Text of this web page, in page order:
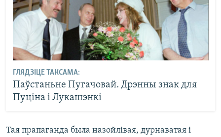
ГЛЯДЗІЦЕ ТАКСАМА:
Паўстаньне Пугачовай. Дрэнны знак для
Пуціна і Лукашэнкі
Тая прапаганда была назойлівая, дурнаватая і